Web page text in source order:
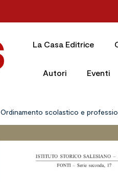
La Casa Editrice
Autori Eventi
Ordinamento scolastico e